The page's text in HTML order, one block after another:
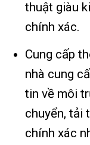
thuật giàu
chính xác.
Cung cấp
nhà cung
tin về môi
chuyển, tải
chính xác